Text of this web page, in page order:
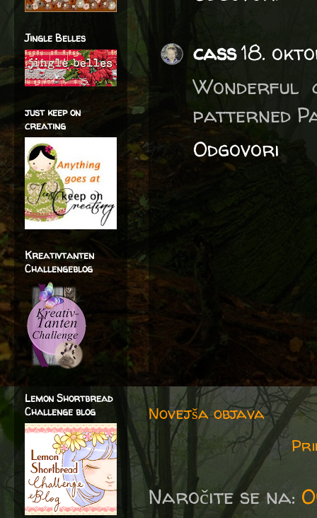
cass18.
Wonderful
patterned
Odgovori
Novejša objava
Naročite se na:
Jingle Belles
just keep on
creating
Kreativtanten
Challengeblog
Lemon Shortbread
Challenge blog